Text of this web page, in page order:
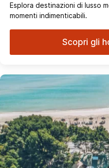
Esplora destinazioni di lusso
momenti indimenticabili.
Scopri gli